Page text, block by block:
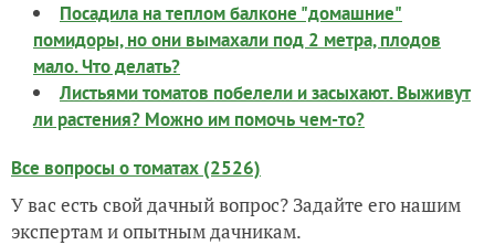
Посадила на теплом балконе "домашние"
помидоры, но они вымахали под 2 метра, плодов
мало. Что делать?
Листьями томатов побелели и засыхают. Выживут
ли растения? Можно им помочь чем-то?
Все вопросы о томатах (2526)
У вас есть свой дачный вопрос? Задайте его нашим
экспертам и опытным дачникам.